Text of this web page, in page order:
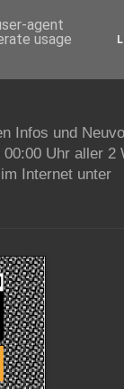
Infos und
Uhr aller 2
Internet unter
agent
usage